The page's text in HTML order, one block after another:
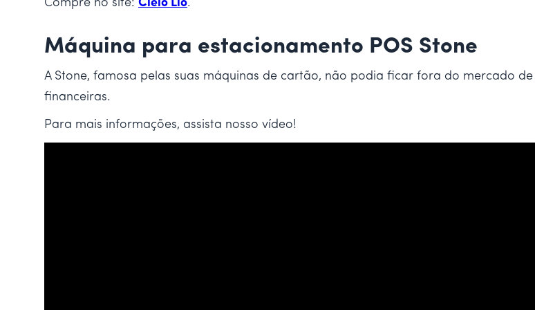
Compre no site: Cielo Lio.
Máquina para estacionamento POS Stone
A Stone, famosa pelas suas máquinas de cartão, não podia ficar fora do mercado
financeiras.
Para mais informações, assista nosso vídeo!